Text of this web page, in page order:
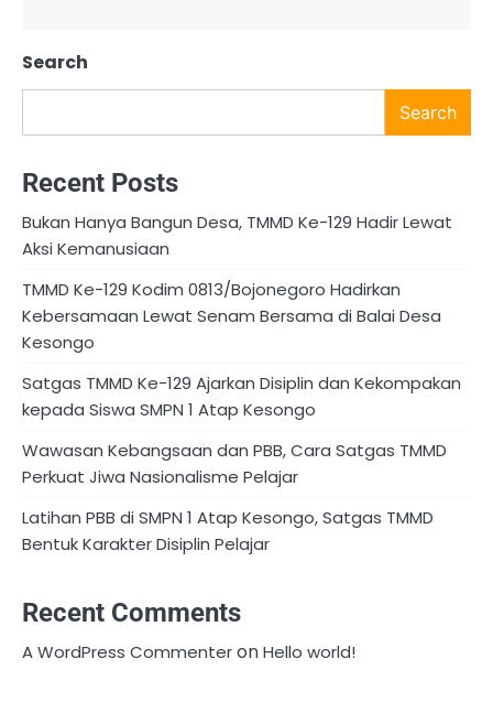
Search
Search
Recent Posts
Bukan Hanya Bangun Desa, TMMD Ke-129 Hadir Lewat
Aksi Kemanusiaan
TMMD Ke-129 Kodim 0813/Bojonegoro Hadirkan
Kebersamaan Lewat Senam Bersama di Balai Desa
Kesongo
Satgas TMMD Ke-129 Ajarkan Disiplin dan Kekompakan
kepada Siswa SMPN 1 Atap Kesongo
Wawasan Kebangsaan dan PBB, Cara Satgas TMMD
Perkuat Jiwa Nasionalisme Pelajar
Latihan PBB di SMPN 1 Atap Kesongo, Satgas TMMD
Bentuk Karakter Disiplin Pelajar
Recent Comments
A WordPress CommenteronHello world!